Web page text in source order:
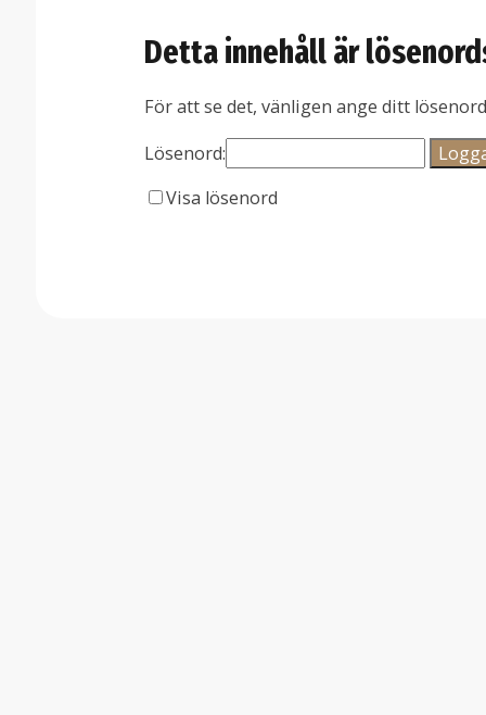
Detta innehåll är
För att se det, vänligen ange ditt
Lösenord:
Visa lösenord